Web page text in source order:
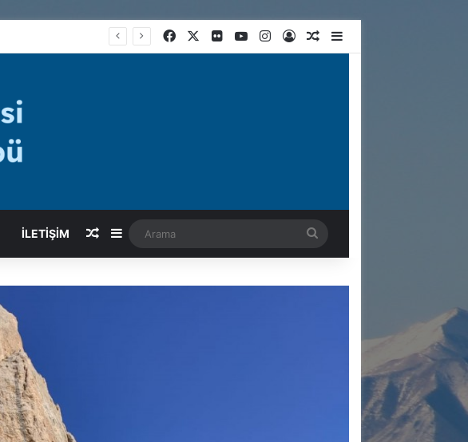
FacebookFlickrYouTubeInstagram
Kayıt OlRastgele Makale
Kenar Bölmesi
İLETİŞİM Rastgele Makale
Kenar Bölmesi